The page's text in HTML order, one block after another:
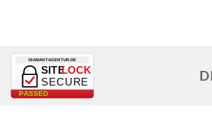
DIAMANTAGENTUR.DE
SITELOCK
SECURE
PASSED